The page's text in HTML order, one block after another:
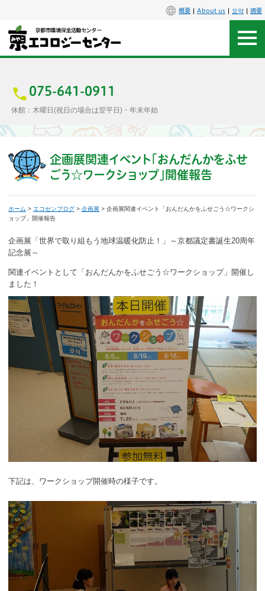
概要 About us 요약 摘要
075-641-0911
休館：木曜日(祝日の場合は翌平日)・年末年始
アクセス
施設案内
イベント
講座
ボランティア
活動支援
発行物
団体で見学希望の方
企業・環境団体の方
企画展関連イベント「おんだんかをふせ
ごう☆ワークショップ」開催報告
ホーム > エコセンブログ > 企画展 > 企画展関連イベント「おんだんかをふせごう☆ワークシ
ョップ」開催報告
企画展「世界で取り組もう地球温暖化防止！」～京都議定書誕生20周年
記念展～
関連イベントとして「おんだんかをふせごう☆ワークショップ」開催し
ました！
下記は、ワークショップ開催時の様子です。